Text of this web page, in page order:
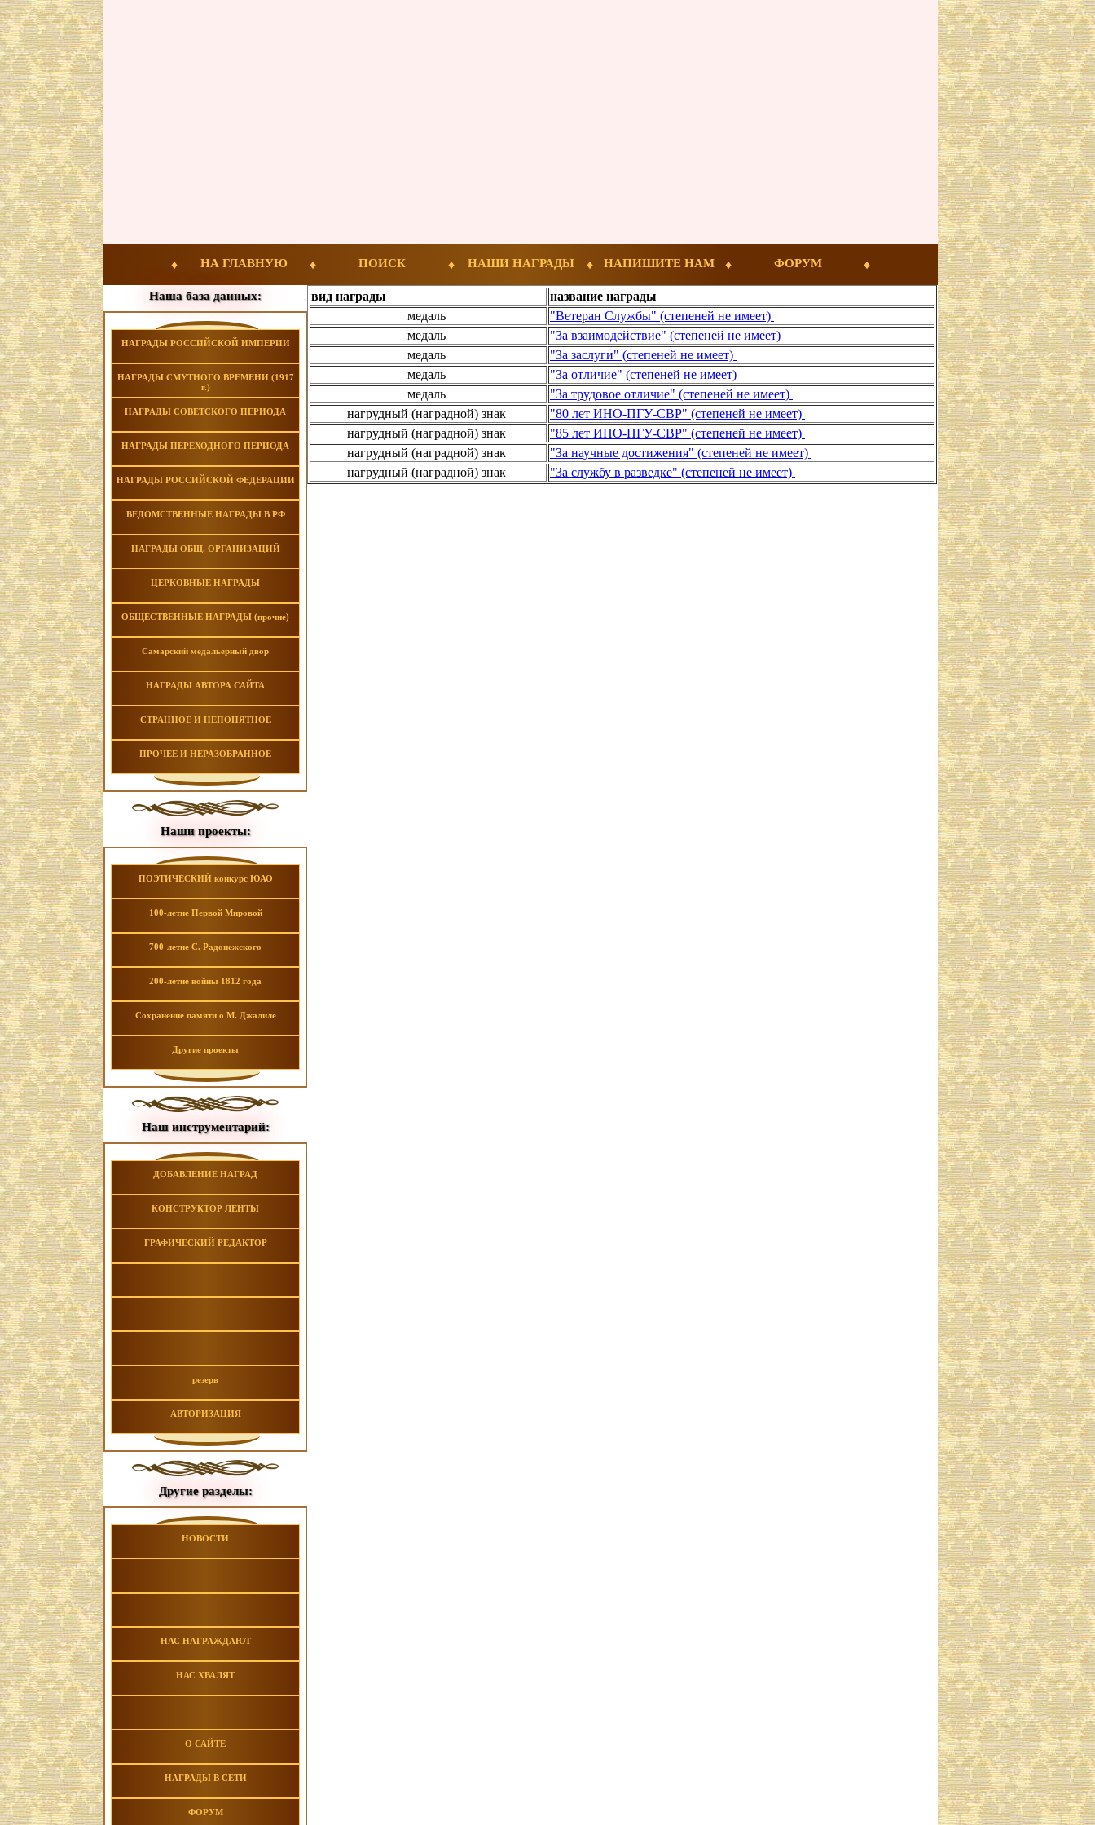
НА ГЛАВНУЮ ПОИСК НАШИ НАГРАДЫ НАПИШИТЕ НАМ ФОРУМ
Наша база данных:
НАГРАДЫ РОССИЙСКОЙ ИМПЕРИИ
НАГРАДЫ СМУТНОГО ВРЕМЕНИ (1917
г.)
НАГРАДЫ СОВЕТСКОГО ПЕРИОДА
НАГРАДЫ ПЕРЕХОДНОГО ПЕРИОДА
НАГРАДЫ РОССИЙСКОЙ ФЕДЕРАЦИИ
ВЕДОМСТВЕННЫЕ НАГРАДЫ В РФ
НАГРАДЫ ОБЩ. ОРГАНИЗАЦИЙ
ЦЕРКОВНЫЕ НАГРАДЫ
ОБЩЕСТВЕННЫЕ НАГРАДЫ (прочие)
Самарский медальерный двор
НАГРАДЫ АВТОРА САЙТА
СТРАННОЕ И НЕПОНЯТНОЕ
ПРОЧЕЕ И НЕРАЗОБРАННОЕ
Наши проекты:
ПОЭТИЧЕСКИЙ конкурс ЮАО
100-летие Первой Мировой
700-летие С. Радонежского
200-летие войны 1812 года
Сохранение памяти о М. Джалиле
Другие проекты
Наш инструментарий:
ДОБАВЛЕНИЕ НАГРАД
КОНСТРУКТОР ЛЕНТЫ
ГРАФИЧЕСКИЙ РЕДАКТОР
резерв
АВТОРИЗАЦИЯ
Другие разделы:
НОВОСТИ
НАС НАГРАЖДАЮТ
НАС ХВАЛЯТ
О САЙТЕ
НАГРАДЫ В СЕТИ
ФОРУМ
вид награды
название награды
медаль
"Ветеран Службы" (степеней не имеет)
медаль
"За взаимодействие" (степеней не имеет)
медаль
"За заслуги" (степеней не имеет)
медаль
"За отличие" (степеней не имеет)
медаль
"За трудовое отличие" (степеней не имеет)
нагрудный (наградной) знак
"80 лет ИНО-ПГУ-СВР" (степеней не имеет)
нагрудный (наградной) знак
"85 лет ИНО-ПГУ-СВР" (степеней не имеет)
нагрудный (наградной) знак
"За научные достижения" (степеней не имеет)
нагрудный (наградной) знак
"За службу в разведке" (степеней не имеет)